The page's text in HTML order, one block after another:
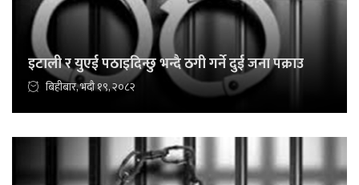
इटाली र युएई पठाइदिन्छु भन्दै ठगी गर्ने दुई जना पक्राउ
बिहीबार, भदौ १९, २०८२